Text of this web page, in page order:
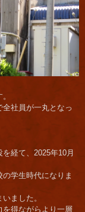
社員が一丸となっ
経て、2025年10月
学生時代になりま
ました。
を得ながらより一層